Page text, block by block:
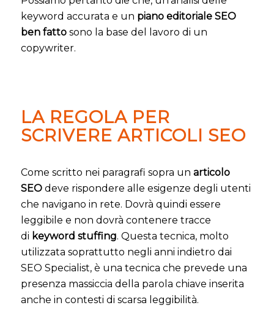
keyword accurata e un piano editoriale SEO
ben fattosono la base del lavoro di un
copywriter.
LA REGOLA PER
SCRIVERE ARTICOLI SEO
Come scritto nei paragrafi sopra un articolo
SEOdeve rispondere alle esigenze degli utenti
che navigano in rete. Dovrà quindi essere
leggibile e non dovrà contenere tracce
di keyword stuffing. Questa tecnica, molto
utilizzata soprattutto negli anni indietro dai
SEO Specialist, è una tecnica che prevede una
presenza massiccia della parola chiave inserita
anche in contesti di scarsa leggibilità.